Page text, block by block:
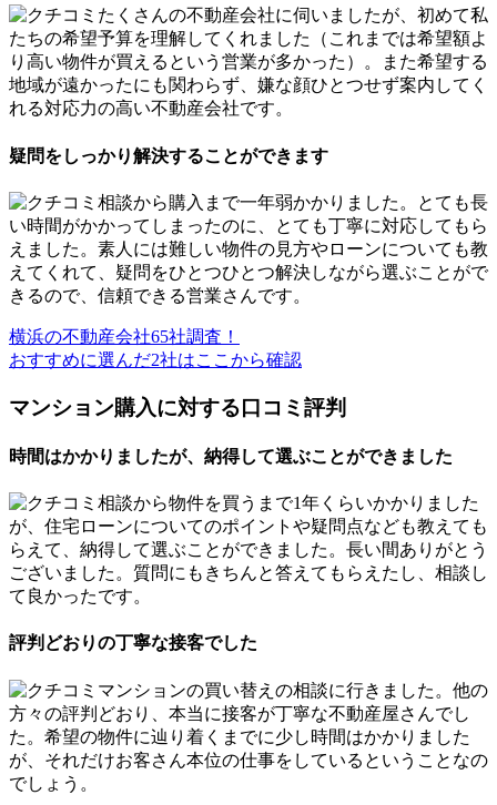
たくさんの不動産会社に伺いましたが、初めて私
たちの希望予算を理解してくれました（これまでは希望額よ
り高い物件が買えるという営業が多かった）。また希望する
地域が遠かったにも関わらず、嫌な顔ひとつせず案内してく
れる対応力の高い不動産会社です。
疑問をしっかり解決することができます
相談から購入まで一年弱かかりました。とても長
い時間がかかってしまったのに、とても丁寧に対応してもら
えました。素人には難しい物件の見方やローンについても教
えてくれて、疑問をひとつひとつ解決しながら選ぶことがで
きるので、信頼できる営業さんです。
横浜の不動産会社65社調査！
おすすめに選んだ2社はここから確認
マンション購入に対する口コミ評判
時間はかかりましたが、納得して選ぶことができました
相談から物件を買うまで1年くらいかかりました
が、住宅ローンについてのポイントや疑問点なども教えても
らえて、納得して選ぶことができました。長い間ありがとう
ございました。質問にもきちんと答えてもらえたし、相談し
て良かったです。
評判どおりの丁寧な接客でした
マンションの買い替えの相談に行きました。他の
方々の評判どおり、本当に接客が丁寧な不動産屋さんでし
た。希望の物件に辿り着くまでに少し時間はかかりました
が、それだけお客さん本位の仕事をしているということなの
でしょう。